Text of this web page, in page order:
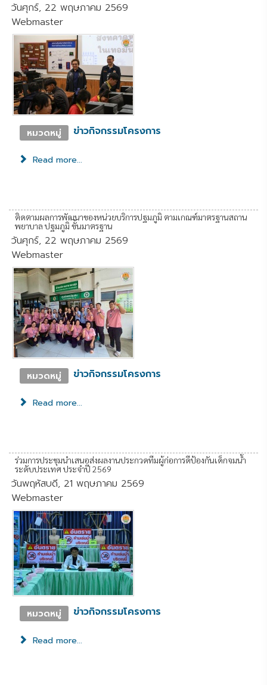
วันศุกร์, 22 พฤษภาคม 2569
Webmaster
หมวดหมู่ ข่าวกิจกรรมโครงการ
Read more...
ติดตามผลการพัฒนาของหน่วยบริการปฐมภูมิ ตามเกณฑ์มาตรฐานสถาน
พยาบาล ปฐมภูมิ ขั้นมาตรฐาน
วันศุกร์, 22 พฤษภาคม 2569
Webmaster
หมวดหมู่ ข่าวกิจกรรมโครงการ
Read more...
ร่วมการประชุมนำเสนอส่งผลงานประกวดทีมผู้ก่อการดีป้องกันเด็กจมน้ำ
ระดับประเทศ ประจำปี 2569
วันพฤหัสบดี, 21 พฤษภาคม 2569
Webmaster
หมวดหมู่ ข่าวกิจกรรมโครงการ
Read more...